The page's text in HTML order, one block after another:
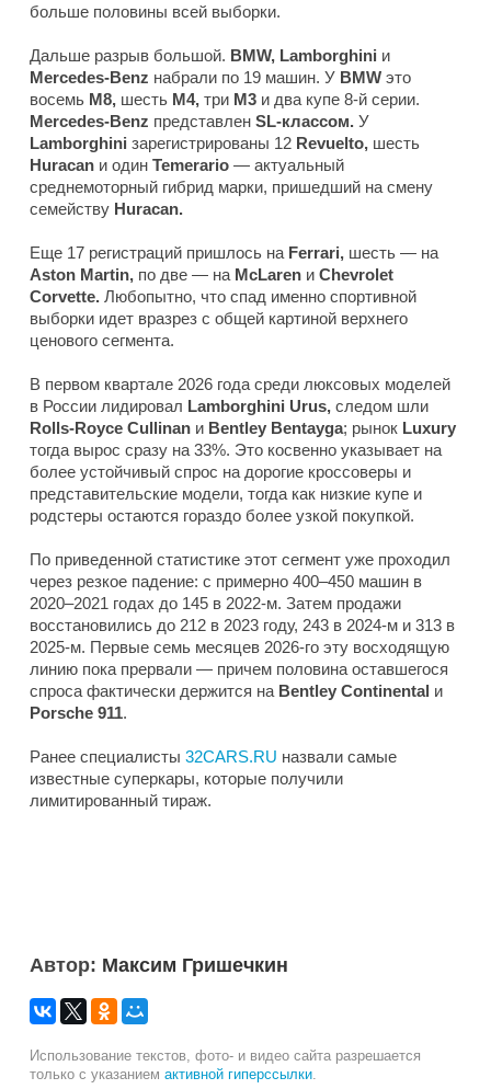
больше половины всей выборки.
Дальше разрыв большой. BMW, Lamborghini и
Mercedes-Benz набрали по 19 машин. У BMW это
восемь M8, шесть M4, три M3 и два купе 8-й серии.
Mercedes-Benz представлен SL-классом. У
Lamborghini зарегистрированы 12 Revuelto, шесть
Huracan и один Temerario — актуальный
среднемоторный гибрид марки, пришедший на смену
семейству Huracan.
Еще 17 регистраций пришлось на Ferrari, шесть — на
Aston Martin, по две — на McLaren и Chevrolet
Corvette. Любопытно, что спад именно спортивной
выборки идет вразрез с общей картиной верхнего
ценового сегмента.
В первом квартале 2026 года среди люксовых моделей
в России лидировал Lamborghini Urus, следом шли
Rolls-Royce Cullinan и Bentley Bentayga; рынок Luxury
тогда вырос сразу на 33%. Это косвенно указывает на
более устойчивый спрос на дорогие кроссоверы и
представительские модели, тогда как низкие купе и
родстеры остаются гораздо более узкой покупкой.
По приведенной статистике этот сегмент уже проходил
через резкое падение: с примерно 400–450 машин в
2020–2021 годах до 145 в 2022-м. Затем продажи
восстановились до 212 в 2023 году, 243 в 2024-м и 313 в
2025-м. Первые семь месяцев 2026-го эту восходящую
линию пока прервали — причем половина оставшегося
спроса фактически держится на Bentley Continental и
Porsche 911.
Ранее специалисты 32CARS.RU назвали самые
известные суперкары, которые получили
лимитированный тираж.
Автор: Максим Гришечкин
Использование текстов, фото- и видео сайта разрешается
только с указанием активной гиперссылки